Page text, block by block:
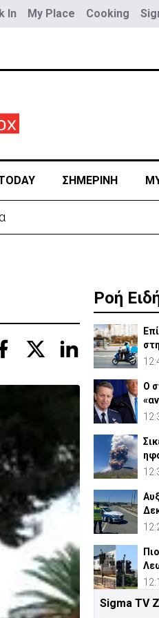
In My Place Cooking
ΣΗΜΕΡΙΝΗ
Ροή
Ο
Sigma TV